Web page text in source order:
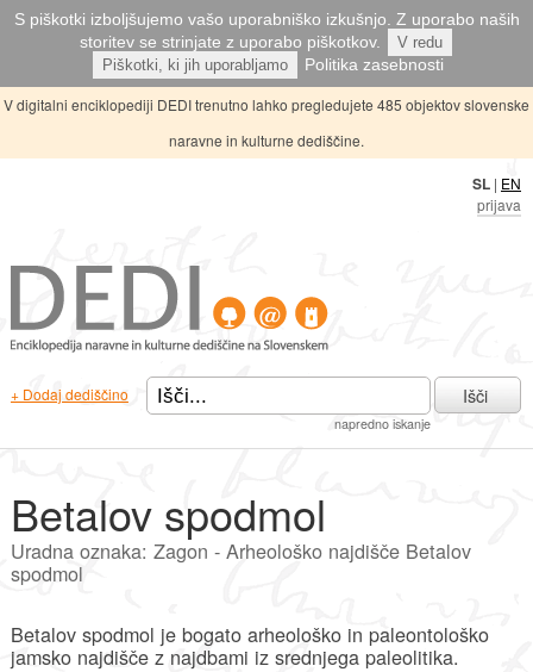
S piškotki izboljšujemo vašo uporabniško izkušnjo. Z uporabo naših
storitev se strinjate z uporabo piškotkov.
V redu
Piškotki, ki jih uporabljamo
Politika zasebnosti
V digitalni enciklopediji DEDI trenutno lahko pregledujete 485 objektov slovenske
naravne in kulturne dediščine.
SL | EN
prijava
+ Dodaj dediščino
napredno iskanje
Išči
Betalov spodmol
Uradna oznaka: Zagon - Arheološko najdišče Betalov
spodmol
Betalov spodmol je bogato arheološko in paleontološko
jamsko najdišče z najdbami iz srednjega paleolitika.